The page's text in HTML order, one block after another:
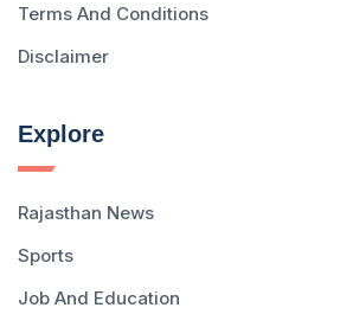
Terms And Conditions
Disclaimer
Explore
Rajasthan News
Sports
Job And Education